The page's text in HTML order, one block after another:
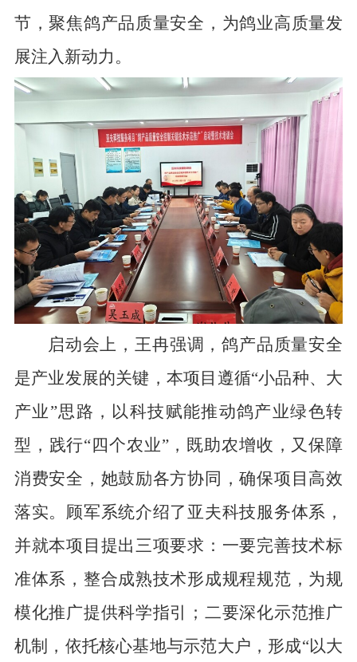
节，聚焦鸽产品质量安全，为鸽业高质量发
展注入新动力。
启动会上，王冉强调，鸽产品质量安全
是产业发展的关键，本项目遵循“小品种、大
产业”思路，以科技赋能推动鸽产业绿色转
型，践行“四个农业”，既助农增收，又保障
消费安全，她鼓励各方协同，确保项目高效
落实。顾军系统介绍了亚夫科技服务体系，
并就本项目提出三项要求：一要完善技术标
准体系，整合成熟技术形成规程规范，为规
模化推广提供科学指引；二要深化示范推广
机制，依托核心基地与示范大户，形成“以大